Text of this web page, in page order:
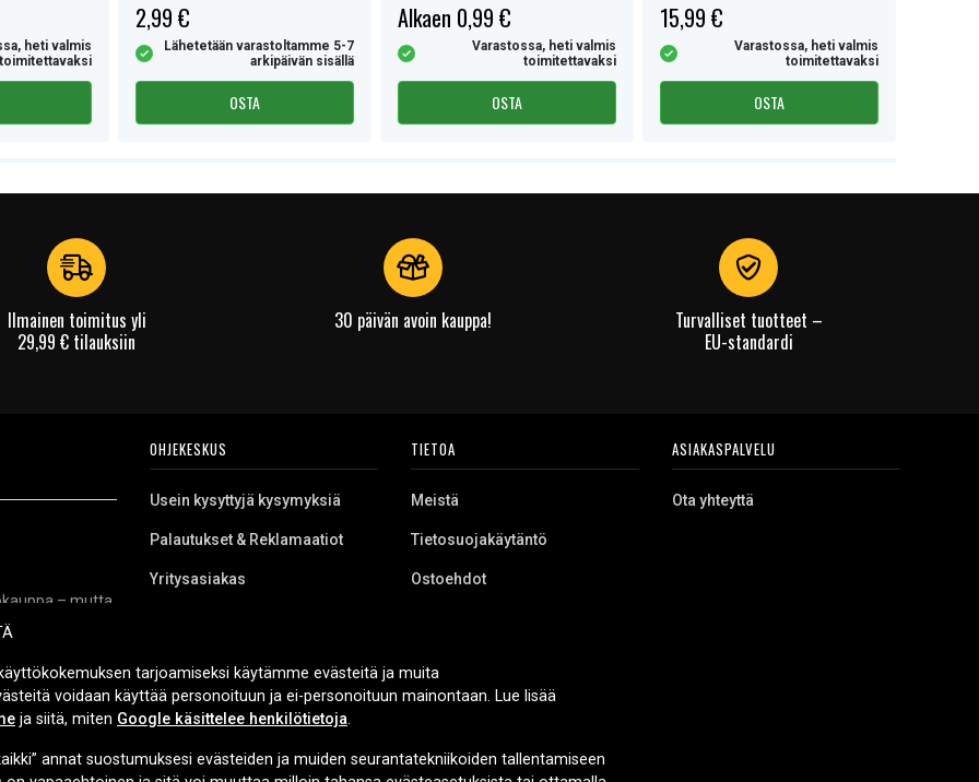
heti valmis
toimitettavaksi
2,99 €
Lähetetään varastoltamme 5-7
arkipäivän sisällä
OSTA
Alkaen 0,99 €
Varastossa, heti valmis
toimitettavaksi
OSTA
15,99 €
Varastossa, heti valmis
toimitettavaksi
OSTA
Ilmainen toimitus yli
29,99 € tilauksiin
30 päivän avoin kauppa!
Turvalliset tuotteet –
EU-standardi
– mutta
varaosia
sekä
OHJEKESKUS
Usein kysyttyjä kysymyksiä
Palautukset & Reklamaatiot
Yritysasiakas
TIETOA
Meistä
Tietosuojakäytäntö
Ostoehdot
ASIAKASPALVELU
Ota yhteyttä
TOIMITUSVAIHTOEHDOT
tarjoamiseksi käytämme evästeitä ja muita
voidaan käyttää personoituun ja ei-personoituun mainontaan. Lue lisää
ja siitä, miten Google käsittelee henkilötietoja.
annat suostumuksesi evästeiden ja muiden seurantatekniikoiden tallentamiseen